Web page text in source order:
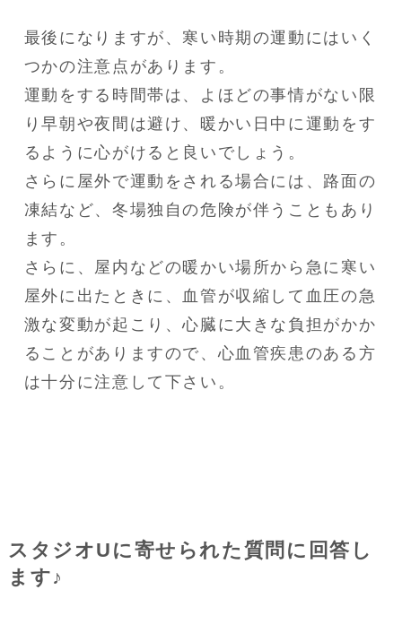
最後になりますが、寒い時期の運動にはいく
つかの注意点があります。
運動をする時間帯は、よほどの事情がない限
り早朝や夜間は避け、暖かい日中に運動をす
るように心がけると良いでしょう。
さらに屋外で運動をされる場合には、路面の
凍結など、冬場独自の危険が伴うこともあり
ます。
さらに、屋内などの暖かい場所から急に寒い
屋外に出たときに、血管が収縮して血圧の急
激な変動が起こり、心臓に大きな負担がかか
ることがありますので、心血管疾患のある方
は十分に注意して下さい。
スタジオUに寄せられた質問に回答し
ます♪